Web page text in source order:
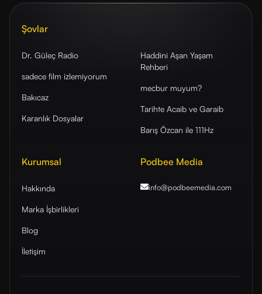
Şovlar
Dr. Güleç Radio
sadece film izlemiyorum
Bakıcaz
Karanlık Dosyalar
Haddini Aşan Yaşam
Rehberi
mecbur muyum?
Tarihte Acaib ve Garaib
Barış Özcan ile 111Hz
Kurumsal
Hakkında
Marka İşbirlikleri
Blog
İletişim
Podbee Media
info@podbeemedia.com